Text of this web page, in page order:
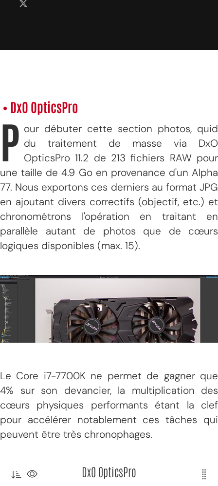
• DxO OpticsPro
P our débuter cette section photos, quid
du traitement de masse via DxO
OpticsPro 11.2 de 213 fichiers RAW pour
une taille de 4.9 Go en provenance d'un Alpha
77. Nous exportons ces derniers au format JPG
en ajoutant divers correctifs (objectif, etc.) et
chronométrons l'opération en traitant en
parallèle autant de photos que de cœurs
logiques disponibles (max. 15).
Le Core i7-7700K ne permet de gagner que
4% sur son devancier, la multiplication des
cœurs physiques performants étant la clef
pour accélérer notablement ces tâches qui
peuvent être très chronophages.